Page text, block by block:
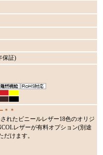
保証)
＊＊
れたビニールレザー18色のオリジ
レザーが有料オプション(別途
だけます。